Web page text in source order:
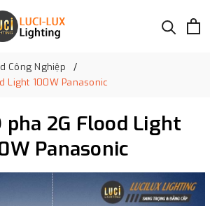
Công Nghiệp
Light 100W Panasonic
pha 2G Flood Light
Panasonic